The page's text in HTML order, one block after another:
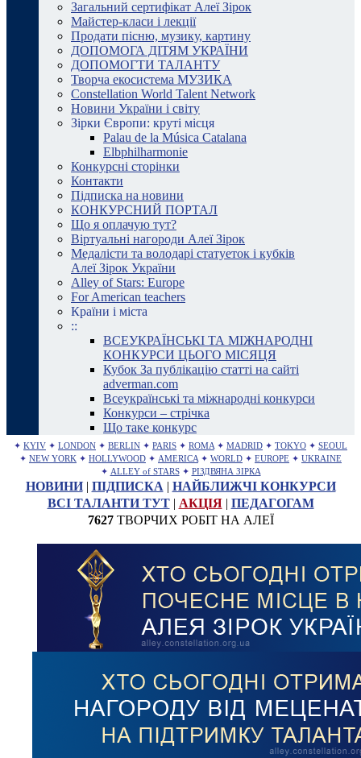
Загальний сертифікат Алеї Зірок
Майстер-класи і лекції
Продати пісню, музику, картину
ДОПОМОГА ДІТЯМ УКРАЇНИ
ДОПОМОГТИ ТАЛАНТУ
Творча екосистема МУЗИКА
Constellation World Talent Network
Новини України і світу
Зірки Європи: круті місця
Palau de la Música Catalana
Elbphilharmonie
Конкурсні сторінки
Контакти
Підписка на новини
КОНКУРСНИЙ ПОРТАЛ
Що я оплачую тут?
Віртуальні нагороди Алеї Зірок
Медалісти та володарі статуеток і кубків
Алеї Зірок України
Alley of Stars: Europe
For American teachers
Країни і міста
::
ВСЕУКРАЇНСЬКІ ТА МІЖНАРОДНІ
КОНКУРСИ ЦЬОГО МІСЯЦЯ
Кубок За публікацію статті на сайті
adverman.com
Всеукраїнські та міжнародні конкурси
Конкурси – стрічка
Що таке конкурс
✦ KYIV ✦ LONDON ✦ BERLIN ✦ PARIS ✦ ROMA ✦ MADRID ✦ TOKYO ✦ SEOUL
✦ NEW YORK ✦ HOLLYWOOD ✦ AMERICA ✦ WORLD ✦ EUROPE ✦ UKRAINE
✦ ALLEY of STARS ✦ РІЗДВЯНА ЗІРКА
НОВИНИ| ПІДПИСКА | НАЙБЛИЖЧІ КОНКУРСИ
ВСІ ТАЛАНТИ ТУТ| АКЦІЯ| ПЕДАГОГАМ
7627ТВОРЧИХ РОБІТ НА АЛЕЇ